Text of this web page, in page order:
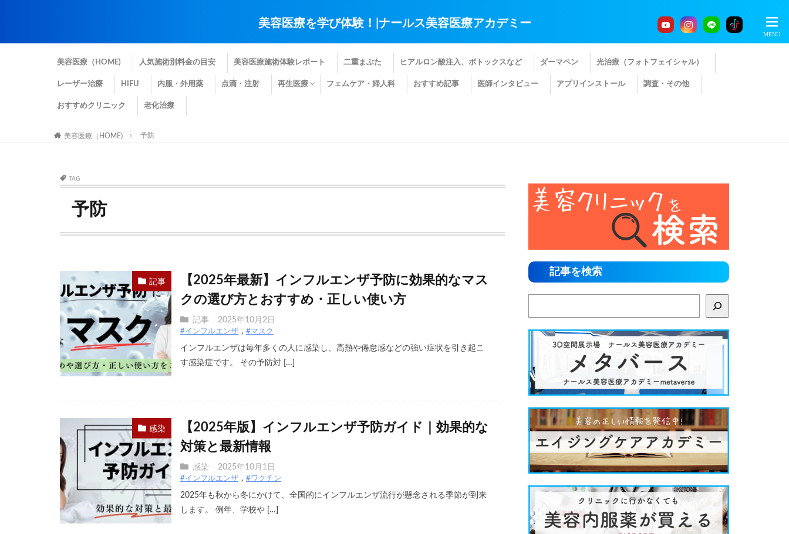
美容医療を学び体験！|ナールス美容医療アカデミー
美容医療（HOME) 人気施術別料金の目安 美容医療施術体験レポート 二重まぶた ヒアルロン酸注入、ボトックスなど ダーマペン 光治療（フォトフェイシャル）
レーザー治療 HIFU 内服・外用薬 点滴・注射 再生医療 フェムケア・婦人科 おすすめ記事 医師インタビュー アプリインストール 調査・その他
おすすめクリニック 老化治療
美容医療（HOME) 予防
TAG
予防
記事
【2025年最新】インフルエンザ予防に効果的なマス
クの選び方とおすすめ・正しい使い方
記事 2025年10月2日
#インフルエンザ #マスク
インフルエンザは毎年多くの人に感染し、高熱や倦怠感などの強い症状を引き起こ
す感染症です。 その予防対 […]
感染
【2025年版】インフルエンザ予防ガイド｜効果的な
対策と最新情報
感染 2025年10月1日
#インフルエンザ #ワクチン
2025年も秋から冬にかけて、全国的にインフルエンザ流行が懸念される季節が到来
します。 例年、学校や […]
記事を検索